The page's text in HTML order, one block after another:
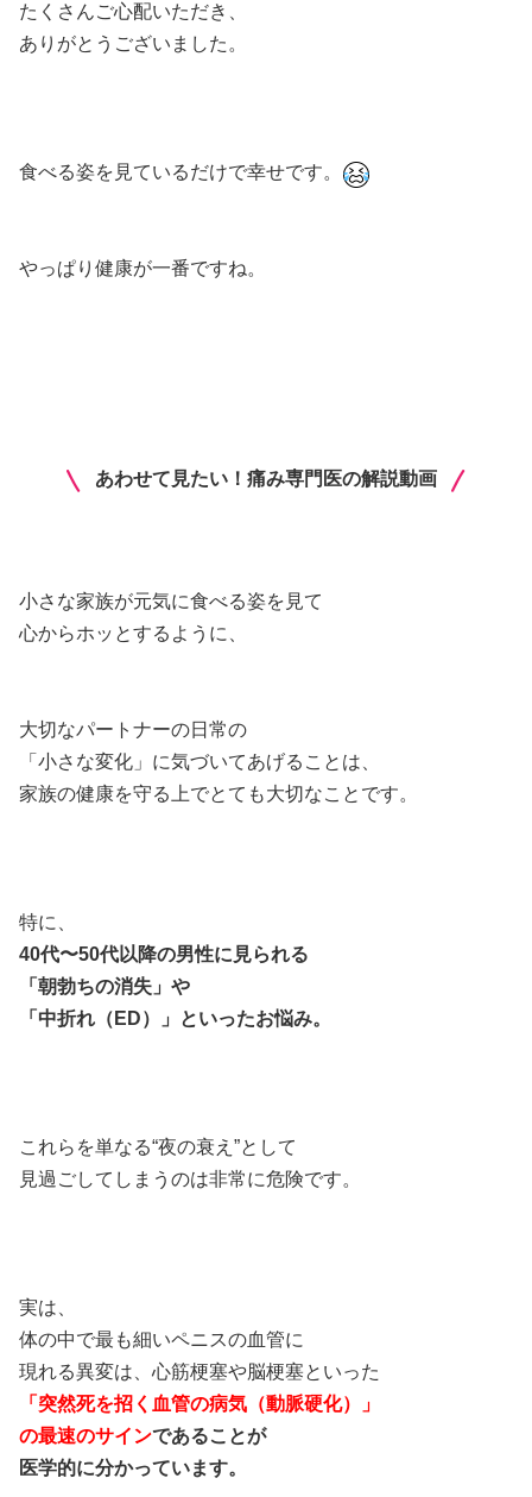
たくさんご心配いただき、⁣
ありがとうございました。⁣
食べる姿を見ているだけで幸せです。
やっぱり健康が一番ですね。
あわせて見たい！痛み専門医の解説動画
小さな家族が元気に食べる姿を見て
心からホッとするように、
大切なパートナーの日常の
「小さな変化」に気づいてあげることは、
家族の健康を守る上でとても大切なことです。
特に、
40代〜50代以降の男性に見られる
「朝勃ちの消失」や
「中折れ（ED）」といったお悩み。
これらを単なる“夜の衰え”として
見過ごしてしまうのは非常に危険です。
実は、
体の中で最も細いペニスの血管に
現れる異変は、心筋梗塞や脳梗塞といった
「突然死を招く血管の病気（動脈硬化）」
の最速のサインであることが
医学的に分かっています。